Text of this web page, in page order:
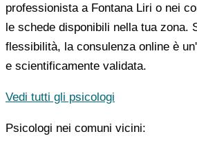
professionista a Fontana Liri o nei
le schede disponibili nella tua zona.
flessibilità, la consulenza online è
e scientificamente validata.
Vedi tutti gli psicologi
Psicologi nei comuni vicini: